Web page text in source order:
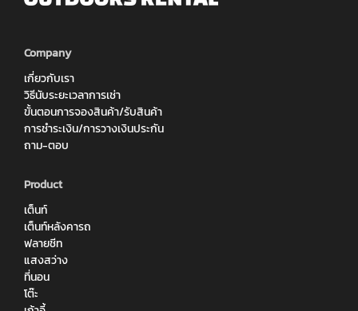
Company
เกี่ยวกับเรา
วิธีนับระยะเวลาการเช่า
ขั้นตอนการจองสินค้า/รับสินค้า
การชำระเงิน/การวางเงินประกัน
ถาม-ตอบ
Product
เต็นท์
เต็นท์หลังคารถ
ฟลายชีท
แสงสว่าง
ที่นอน
โต๊ะ